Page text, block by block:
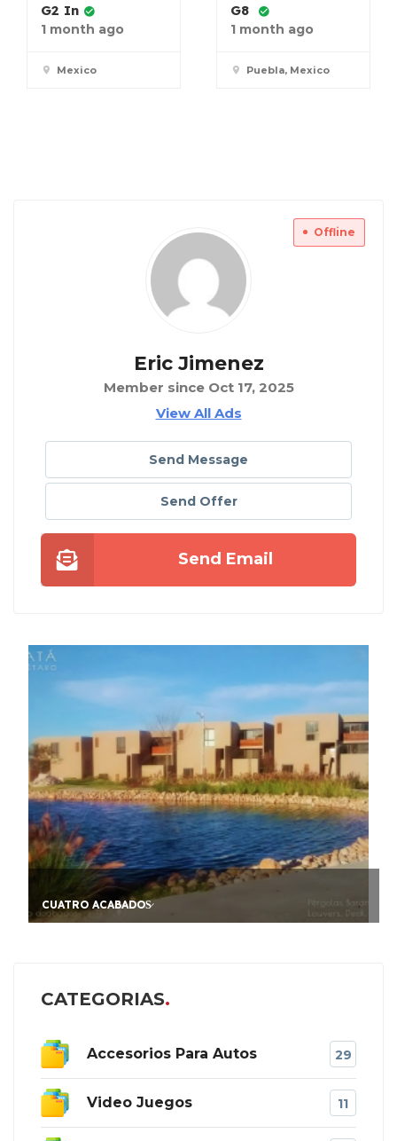
G2 In
1 month ago
Mexico
G8
1 month ago
Puebla, Mexico
Offline
Eric Jimenez
Member since Oct 17, 2025
View All Ads
Send Message
Send Offer
Send Email
CUATRO ACABADOS̷
CATEGORIAS
Accesorios Para Autos 29
Video Juegos 11